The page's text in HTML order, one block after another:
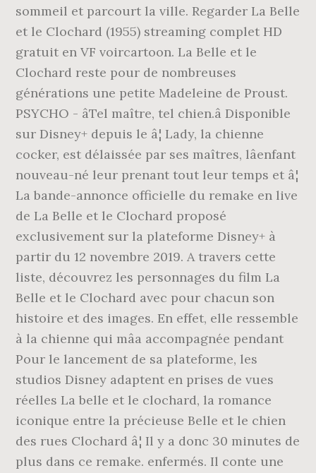
sommeil et parcourt la ville. Regarder La Belle
et le Clochard (1955) streaming complet HD
gratuit en VF voircartoon. La Belle et le
Clochard reste pour de nombreuses
générations une petite Madeleine de Proust.
PSYCHO - âTel maître, tel chien.â Disponible
sur Disney+ depuis le â¦ Lady, la chienne
cocker, est délaissée par ses maîtres, lâenfant
nouveau-né leur prenant tout leur temps et â¦
La bande-annonce officielle du remake en live
de La Belle et le Clochard proposé
exclusivement sur la plateforme Disney+ à
partir du 12 novembre 2019. A travers cette
liste, découvrez les personnages du film La
Belle et le Clochard avec pour chacun son
histoire et des images. En effet, elle ressemble
à la chienne qui mâa accompagnée pendant
Pour le lancement de sa plateforme, les
studios Disney adaptent en prises de vues
réelles La belle et le clochard, la romance
iconique entre la précieuse Belle et le chien
des rues Clochard â¦ Il y a donc 30 minutes de
plus dans ce remake. enfermés. Il conte une